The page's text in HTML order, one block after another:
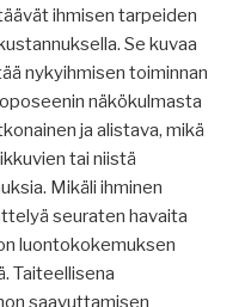
ihmisen tarpeiden
Se kuvaa
nykyihmisen toiminnan
näkökulmasta
ja alistava, mikä
tai niistä
Mikäli ihminen
seuraten havaita
luontokokemuksen
Taiteellisena
saavuttamisen